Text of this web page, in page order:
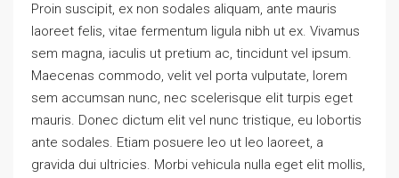
Proin suscipit, ex non sodales aliquam, ante mauris
laoreet felis, vitae fermentum ligula nibh ut ex. Vivamus
sem magna, iaculis ut pretium ac, tincidunt vel ipsum.
Maecenas commodo, velit vel porta vulputate, lorem
sem accumsan nunc, nec scelerisque elit turpis eget
mauris. Donec dictum elit vel nunc tristique, eu lobortis
ante sodales. Etiam posuere leo ut leo laoreet, a
gravida dui ultricies. Morbi vehicula nulla eget elit mollis,